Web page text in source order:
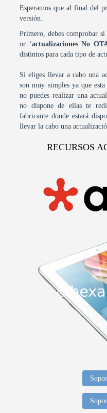
Esperamos que al final del
versión.
Primero, debes comprobar si
or ‘actualizaciones No
distintos para cada tipo de
Si eliges llevar a cabo una
son muy simples ya que
no puedes realizar una
no dispone de ellas te
fabricante donde estará
llevar la cabo una
RECURSOS